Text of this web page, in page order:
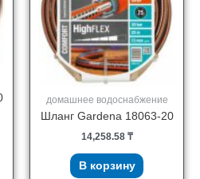
домашнее водоснабжение
Шланг Gardena 18063-20
14,258.58 ₸
В корзину